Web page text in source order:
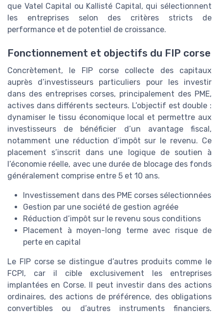
que Vatel Capital ou Kallisté Capital, qui sélectionnent
les entreprises selon des critères stricts de
performance et de potentiel de croissance.
Fonctionnement et objectifs du FIP corse
Concrètement, le FIP corse collecte des capitaux
auprès d’investisseurs particuliers pour les investir
dans des entreprises corses, principalement des PME,
actives dans différents secteurs. L’objectif est double :
dynamiser le tissu économique local et permettre aux
investisseurs de bénéficier d’un avantage fiscal,
notamment une réduction d’impôt sur le revenu. Ce
placement s’inscrit dans une logique de soutien à
l’économie réelle, avec une durée de blocage des fonds
généralement comprise entre 5 et 10 ans.
Investissement dans des PME corses sélectionnées
Gestion par une société de gestion agréée
Réduction d’impôt sur le revenu sous conditions
Placement à moyen-long terme avec risque de
perte en capital
Le FIP corse se distingue d’autres produits comme le
FCPI, car il cible exclusivement les entreprises
implantées en Corse. Il peut investir dans des actions
ordinaires, des actions de préférence, des obligations
convertibles ou d’autres instruments financiers.